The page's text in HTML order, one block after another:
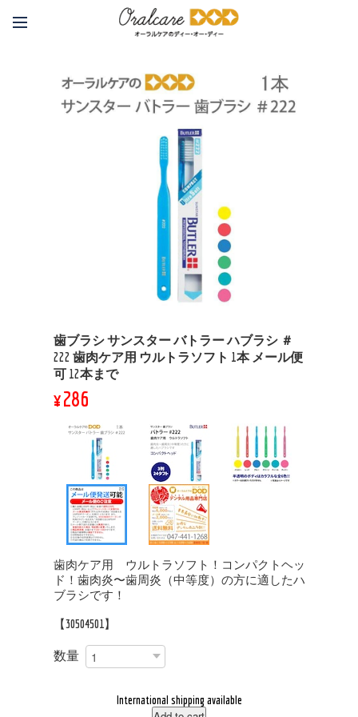
歯ブラシ サンスター バトラー ハブラシ ＃
222 歯肉ケア用 ウルトラソフト 1本 メール便
可 12本まで
¥286
歯肉ケア用 ウルトラソフト！コンパクトヘッ
ド！歯肉炎〜歯周炎（中等度）の方に適したハ
ブラシです！
【30504501】
数量
International shipping available